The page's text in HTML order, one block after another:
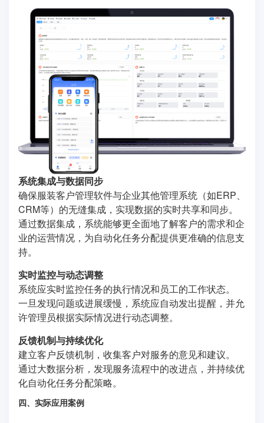
系统集成与数据同步
确保服装客户管理软件与企业其他管理系统（如ERP、
CRM等）的无缝集成，实现数据的实时共享和同步。
通过数据集成，系统能够更全面地了解客户的需求和企
业的运营情况，为自动化任务分配提供更准确的信息支
持。
实时监控与动态调整
系统应实时监控任务的执行情况和员工的工作状态。
一旦发现问题或进展缓慢，系统应自动发出提醒，并允
许管理员根据实际情况进行动态调整。
反馈机制与持续优化
建立客户反馈机制，收集客户对服务的意见和建议。
通过大数据分析，发现服务流程中的改进点，并持续优
化自动化任务分配策略。
四、实际应用案例